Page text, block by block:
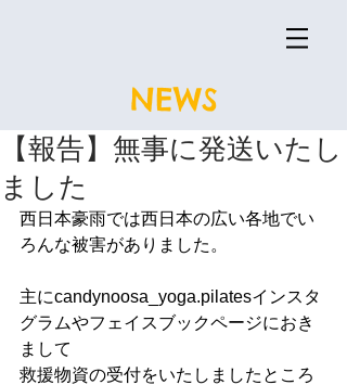
NEWS
【報告】無事に発送いたし
ました
西日本豪雨では西日本の広い各地でい
ろんな被害がありました。
主にcandynoosa_yoga.pilatesインスタ
グラムやフェイスブックページにおき
まして
救援物資の受付をいたしましたところ